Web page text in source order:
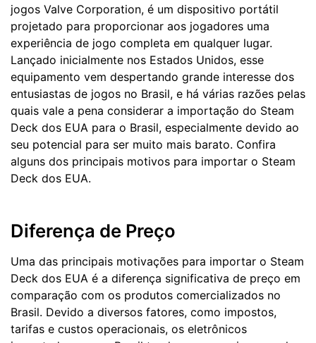
jogos Valve Corporation, é um dispositivo portátil
projetado para proporcionar aos jogadores uma
experiência de jogo completa em qualquer lugar.
Lançado inicialmente nos Estados Unidos, esse
equipamento vem despertando grande interesse dos
entusiastas de jogos no Brasil, e há várias razões pelas
quais vale a pena considerar a importação do Steam
Deck dos EUA para o Brasil, especialmente devido ao
seu potencial para ser muito mais barato. Confira
alguns dos principais motivos para importar o Steam
Deck dos EUA.
Diferença de Preço
Uma das principais motivações para importar o Steam
Deck dos EUA é a diferença significativa de preço em
comparação com os produtos comercializados no
Brasil. Devido a diversos fatores, como impostos,
tarifas e custos operacionais, os eletrônicos